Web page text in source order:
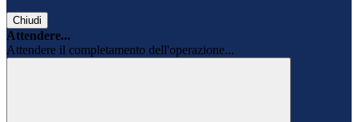
Chiudi
Attendere...
Attendere il completamento dell'operazione...